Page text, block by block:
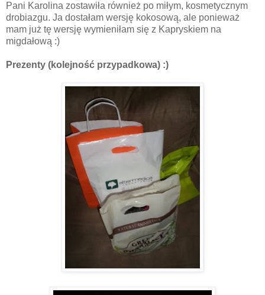
Pani Karolina zostawiła również po miłym, kosmetycznym
drobiazgu. Ja dostałam wersję kokosową, ale ponieważ
mam już tę wersję wymieniłam się z Kapryskiem na
migdałową :)
Prezenty (kolejność przypadkowa) :)